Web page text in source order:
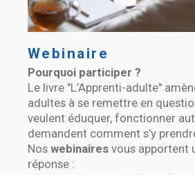
Webinaire
Pourquoi participer ?
Le livre "L’Apprenti-adulte"
adultes à se remettre en
veulent éduquer, fonctionner
demandent comment s’y
Nos webinaires vous apportent
réponse :